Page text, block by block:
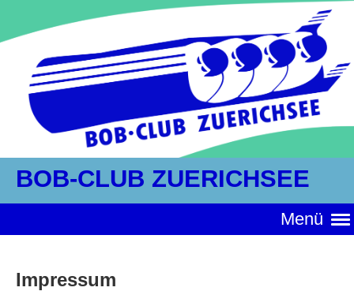
BOB-CLUB ZUERICHSEE
Menü
Impressum